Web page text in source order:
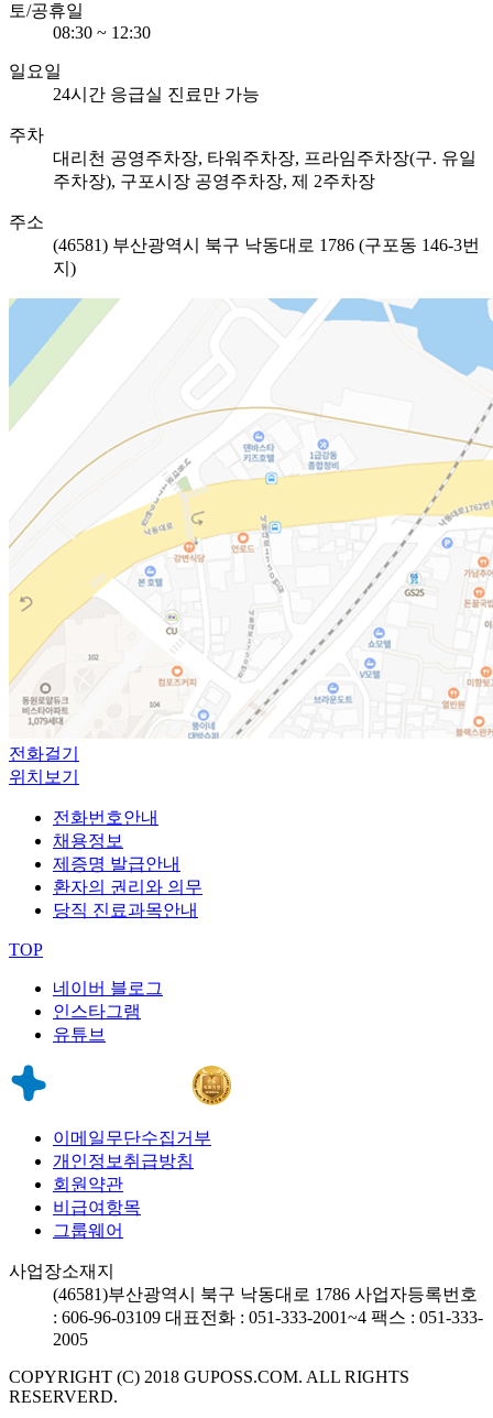
토/공휴일
08:30 ~ 12:30
일요일
24시간 응급실 진료만 가능
주차
대리천 공영주차장, 타워주차장, 프라임주차장(구. 유일
주차장), 구포시장 공영주차장, 제 2주차장
주소
(46581) 부산광역시 북구 낙동대로 1786 (구포동 146-3번
지)
전화걸기
위치보기
전화번호안내
채용정보
제증명 발급안내
환자의 권리와 의무
당직 진료과목안내
TOP
네이버 블로그
인스타그램
유튜브
이메일무단수집거부
개인정보취급방침
회원약관
비급여항목
그룹웨어
사업장소재지
(46581)부산광역시 북구 낙동대로 1786 사업자등록번호
: 606-96-03109 대표전화 : 051-333-2001~4 팩스 : 051-333-
2005
COPYRIGHT (C) 2018 GUPOSS.COM. ALL RIGHTS
RESERVERD.